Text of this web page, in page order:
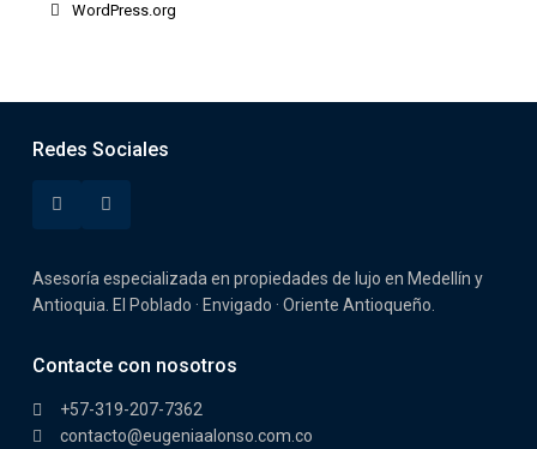
WordPress.org
Redes Sociales
Asesoría especializada en propiedades de lujo en Medellín y
Antioquia. El Poblado · Envigado · Oriente Antioqueño.
Contacte con nosotros
+57-319-207-7362
contacto@eugeniaalonso.com.co